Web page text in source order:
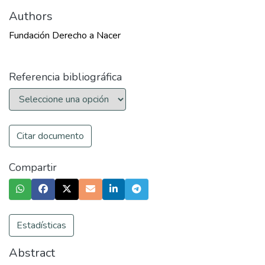
Authors
Fundación Derecho a Nacer
Referencia bibliográfica
Citar documento
Compartir
Estadísticas
Abstract